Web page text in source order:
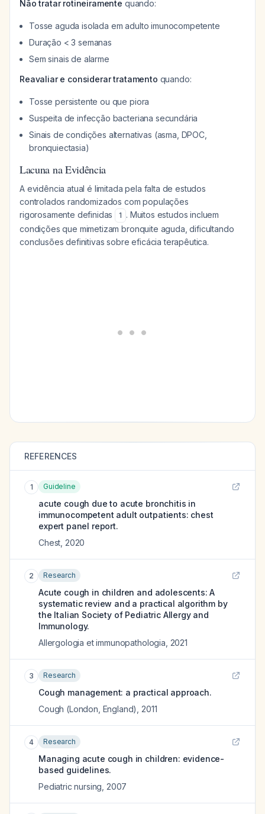
Não tratar rotineiramente quando:
Tosse aguda isolada em adulto imunocompetente
Duração < 3 semanas
Sem sinais de alarme
Reavaliar e considerar tratamento quando:
Tosse persistente ou que piora
Suspeita de infecção bacteriana secundária
Sinais de condições alternativas (asma, DPOC,
bronquiectasia)
Lacuna na Evidência
A evidência atual é limitada pela falta de estudos
controlados randomizados com populações
rigorosamente definidas
1 . Muitos estudos incluem
condições que mimetizam bronquite aguda, dificultando
conclusões definitivas sobre eficácia terapêutica.
REFERENCES
1 Guideline
acute cough due to acute bronchitis in
immunocompetent adult outpatients: chest
expert panel report.
Chest 2020
2 Research
Acute cough in children and adolescents: A
systematic review and a practical algorithm by
the Italian Society of Pediatric Allergy and
Immunology.
Allergologia et immunopathologia 2021
3 Research
Cough management: a practical approach.
Cough (London, England)
2011
4 Research
Managing acute cough in children: evidence-
based guidelines.
Pediatric nursing 2007